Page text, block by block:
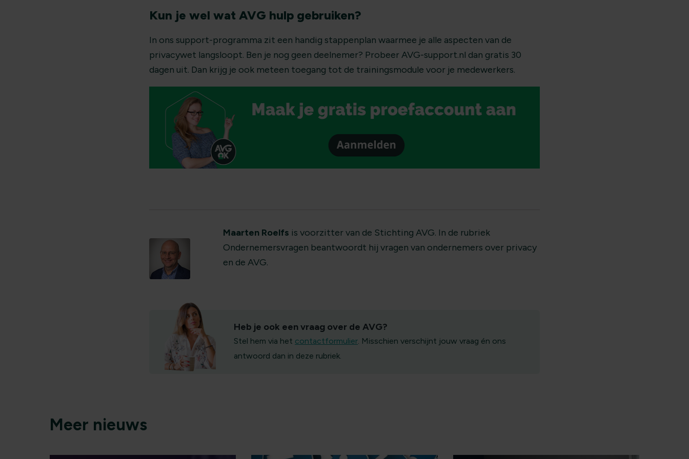
Kun je wel wat AVG hulp gebruiken?
In ons support-programma zit een handig stappenplan waarmee je alle aspecten van de
privacywet langsloopt. Ben je nog geen deelnemer? Probeer AVG-support.nl dan gratis 30
dagen uit. Dan krijg je ook meteen toegang tot de trainingsmodule voor je medewerkers.
Maarten Roelfs is voorzitter van de Stichting AVG. In de rubriek
Ondernemersvragen beantwoordt hij vragen van ondernemers over privacy
en de AVG.
Heb je ook een vraag over de AVG?
Stel hem via het contactformulier. Misschien verschijnt jouw vraag én ons
antwoord dan in deze rubriek.
Meer nieuws